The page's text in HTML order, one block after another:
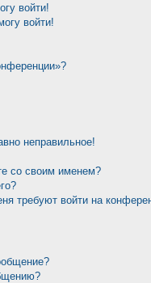
войти!
войти!
неправильное!
со своим именем?
требуют войти на